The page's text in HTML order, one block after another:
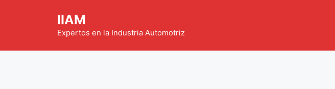
IIAM
Expertos en la Industria Automotriz